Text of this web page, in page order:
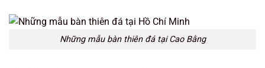
Những mẫu bàn thiên đá tại Cao Bằng